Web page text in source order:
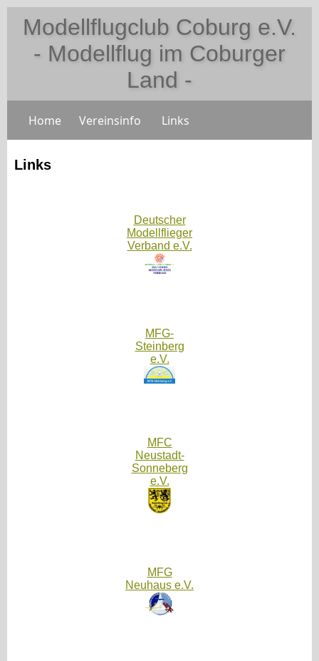
Modellflugclub Coburg e.V.
- Modellflug im Coburger
Land -
Home Vereinsinfo Links
Links
Deutscher
Modellflieger
Verband e.V.
MFG-
Steinberg
e.V.
MFC
Neustadt-
Sonneberg
e.V.
MFG
Neuhaus e.V.